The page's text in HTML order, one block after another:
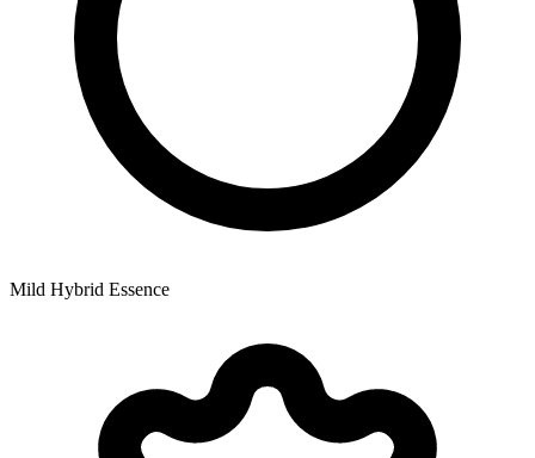
Mild Hybrid Essence